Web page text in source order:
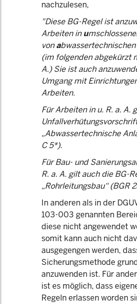
nachzulesen,
"Diese BG-Regel ist
Arbeiten inu
vonabwassertechnischen
(im folgenden abgekürzt
A.) Sie ist auch
Umgang mit
Arbeiten.
Für Arbeiten in u. R. a. A.
„Abwassertechnische
C 5*).
Für Bau- und
R. a. A. gilt auch die BG-
„Rohrleitungsbau“ (BGR
In anderen als in der
103-003 genannten
diese nicht angewendet
somit kann auch nicht
ausgegengen werden,
Sicherungsmethode
anzuwenden ist. Für
ist es möglich, dass
Regeln erlassen worden